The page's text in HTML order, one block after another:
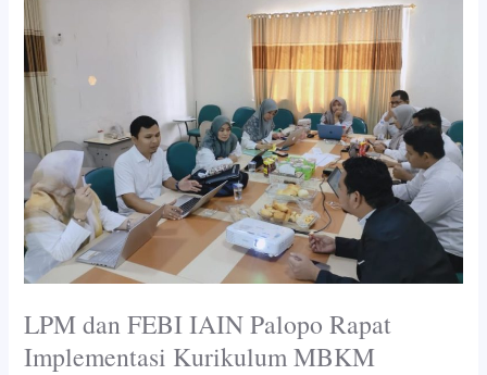
LPM dan FEBI IAIN Palopo Rapat
Implementasi Kurikulum MBKM